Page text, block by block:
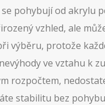
pohybují od akrylu
vzhled, ale
protože
ve vztahu k
rozpočtem,
stabilitu bez